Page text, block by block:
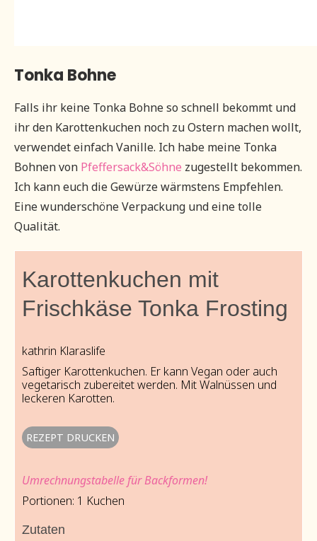
Tonka Bohne
Falls ihr keine Tonka Bohne so schnell bekommt und
ihr den Karottenkuchen noch zu Ostern machen wollt,
verwendet einfach Vanille. Ich habe meine Tonka
Bohnen von Pfeffersack&Söhne zugestellt bekommen.
Ich kann euch die Gewürze wärmstens Empfehlen.
Eine wunderschöne Verpackung und eine tolle
Qualität.
Karottenkuchen mit
Frischkäse Tonka Frosting
kathrin Klaraslife
Saftiger Karottenkuchen. Er kann Vegan oder auch
vegetarisch zubereitet werden. Mit Walnüssen und
leckeren Karotten.
REZEPT DRUCKEN
Umrechnungstabelle für Backformen!
Portionen: 1 Kuchen
Zutaten